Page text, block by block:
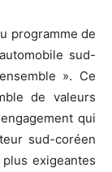
programme de
sud-
». Ce
de valeurs
qui
sud-coréen
exigeantes